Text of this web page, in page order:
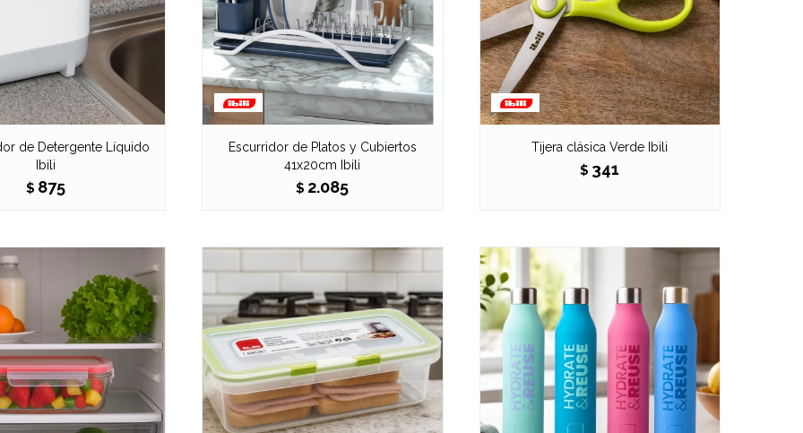
de Detergente Líquido
Ibili
$ 875
Escurridor de Platos y Cubiertos
41x20cm Ibili
$ 2.085
Tijera clásica Verde Ibili
$ 341